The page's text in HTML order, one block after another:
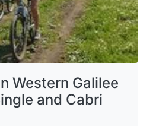
Western Galilee
and Cabri